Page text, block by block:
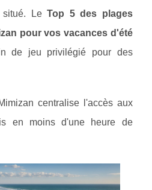
situé. LeTop 5 des plages
pour vos vacances d'été
de jeu privilégié pour des
centralise l'accès aux
en moins d'une heure de